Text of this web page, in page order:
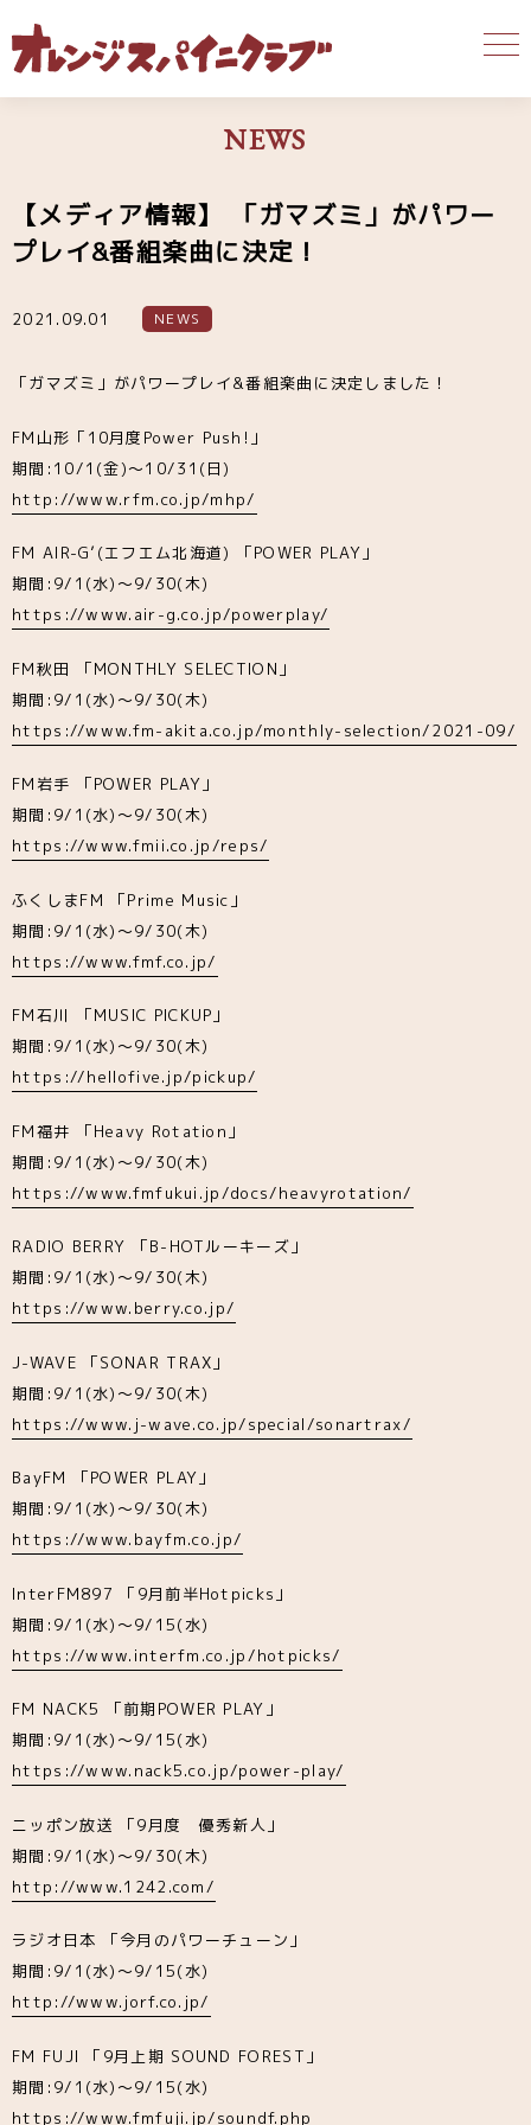
NEWS
【メディア情報】 「ガマズミ」がパワー
プレイ&番組楽曲に決定！
2021.09.01 NEWS
「ガマズミ」がパワープレイ&番組楽曲に決定しました！
FM山形「10月度Power Push!」
期間:10/1(金)～10/31(日)
http://www.rfm.co.jp/mhp/
FM AIR-G’(エフエム北海道) 「POWER PLAY」
期間:9/1(水)～9/30(木)
https://www.air-g.co.jp/powerplay/
FM秋田 「MONTHLY SELECTION」
期間:9/1(水)～9/30(木)
https://www.fm-akita.co.jp/monthly-selection/2021-09/
FM岩手 「POWER PLAY」
期間:9/1(水)～9/30(木)
https://www.fmii.co.jp/reps/
ふくしまFM 「Prime Music」
期間:9/1(水)～9/30(木)
https://www.fmf.co.jp/
FM石川 「MUSIC PICKUP」
期間:9/1(水)～9/30(木)
https://hellofive.jp/pickup/
FM福井 「Heavy Rotation」
期間:9/1(水)～9/30(木)
https://www.fmfukui.jp/docs/heavyrotation/
RADIO BERRY 「B-HOTルーキーズ」
期間:9/1(水)～9/30(木)
https://www.berry.co.jp/
J-WAVE 「SONAR TRAX」
期間:9/1(水)～9/30(木)
https://www.j-wave.co.jp/special/sonartrax/
BayFM 「POWER PLAY」
期間:9/1(水)～9/30(木)
https://www.bayfm.co.jp/
InterFM897 「9月前半Hotpicks」
期間:9/1(水)～9/15(水)
https://www.interfm.co.jp/hotpicks/
FM NACK5 「前期POWER PLAY」
期間:9/1(水)～9/15(水)
https://www.nack5.co.jp/power-play/
ニッポン放送 「9月度 優秀新人」
期間:9/1(水)～9/30(木)
http://www.1242.com/
ラジオ日本 「今月のパワーチューン」
期間:9/1(水)～9/15(水)
http://www.jorf.co.jp/
FM FUJI 「9月上期 SOUND FOREST」
期間:9/1(水)～9/15(水)
https://www.fmfuji.jp/soundf.php